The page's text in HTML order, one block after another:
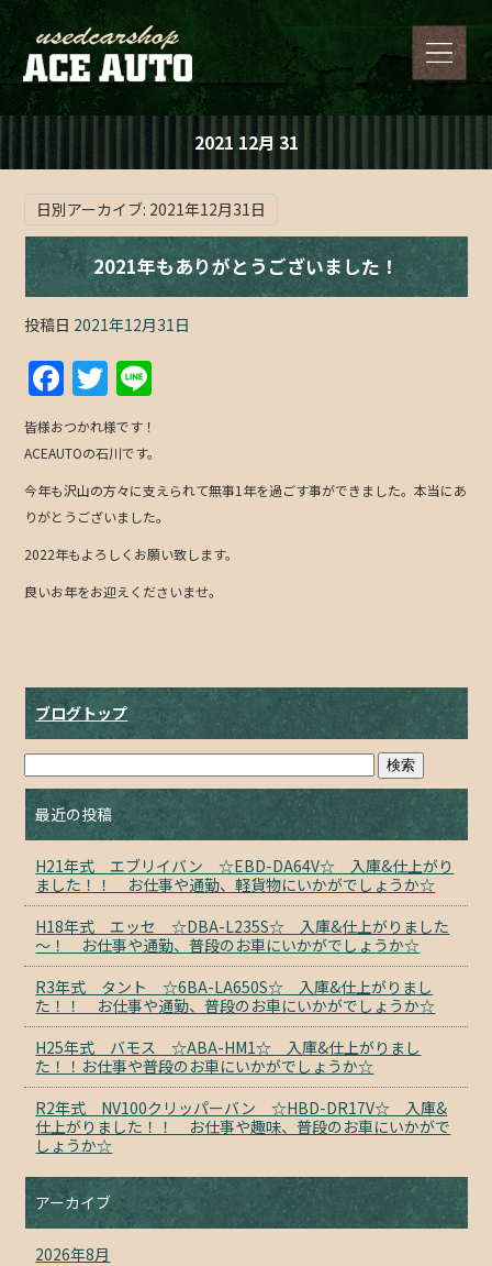
2021 12月 31
日別アーカイブ: 2021年12月31日
2021年もありがとうございました！
投稿日 2021年12月31日
F
a
c
e
b
o
o
T
w
itt
er
皆様おつかれ様です！
ACEAUTOの石川です。
今年も沢山の方々に支えられて無事1年を過ごす事ができました。本当にあ
りがとうございました。
2022年もよろしくお願い致します。
良いお年をお迎えくださいませ。
ブログトップ
最近の投稿
H21年式 エブリイバン ☆EBD-DA64V☆ 入庫&仕上がり
ました！！ お仕事や通勤、軽貨物にいかがでしょうか☆
H18年式 エッセ ☆DBA-L235S☆ 入庫&仕上がりました
～！ お仕事や通勤、普段のお車にいかがでしょうか☆
R3年式 タント ☆6BA-LA650S☆ 入庫&仕上がりまし
た！！ お仕事や通勤、普段のお車にいかがでしょうか☆
H25年式 バモス ☆ABA-HM1☆ 入庫&仕上がりまし
た！！お仕事や普段のお車にいかがでしょうか☆
R2年式 NV100クリッパーバン ☆HBD-DR17V☆ 入庫&
仕上がりました！！ お仕事や趣味、普段のお車にいかがで
しょうか☆
アーカイブ
2026年8月